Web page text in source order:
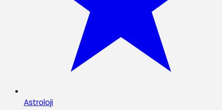
Astroloji